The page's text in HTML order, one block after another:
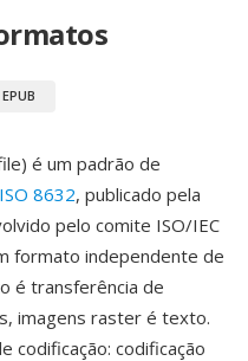
EPUB
é um padrão de
ISO 8632, publicado pela
pelo comite ISO/IEC
formato independente de
é transferência de
imagens raster é texto.
codificação: codificação